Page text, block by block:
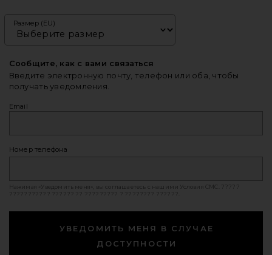
Размер (EU)
Сообщите, как с вами связаться
Введите электронную почту, телефон или оба, чтобы
получать уведомления.
Email
Номер телефона
Нажимая «Уведомить меня», вы соглашаетесь с нашими Условия СМС
УВЕДОМИТЬ МЕНЯ В СЛУЧАЕ
ДОСТУПНОСТИ